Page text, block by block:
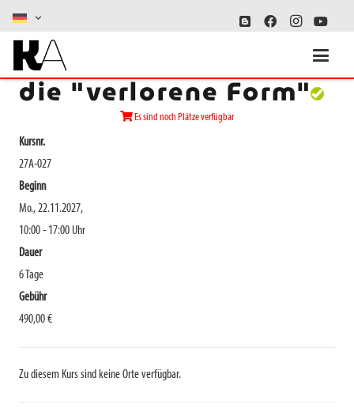
Der Hochdruck und
die "verlorene Form"
Es sind noch Plätze verfügbar
Kursnr.
27A-027
Beginn
Mo., 22.11.2027,
10:00 - 17:00 Uhr
Dauer
6 Tage
Gebühr
490,00 €
Zu diesem Kurs sind keine Orte verfügbar.